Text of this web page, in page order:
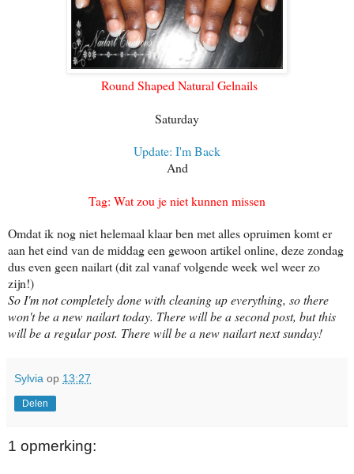
Round Shaped Natural Gelnails
Saturday
Update: I'm Back
And
Tag: Wat zou je niet kunnen missen
Omdat ik nog niet helemaal klaar ben met alles opruimen komt er
aan het eind van de middag een gewoon artikel online, deze zondag
dus even geen nailart (dit zal vanaf volgende week wel weer zo
zijn!)
So I'm not completely done with cleaning up everything, so there
won't be a new nailart today. There will be a second post, but this
will be a regular post. There will be a new nailart next sunday!
Sylvia op 13:27
Delen
1 opmerking: